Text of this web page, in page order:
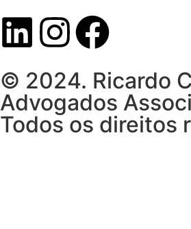
© 2024. Ricardo
Advogados
Todos os direitos